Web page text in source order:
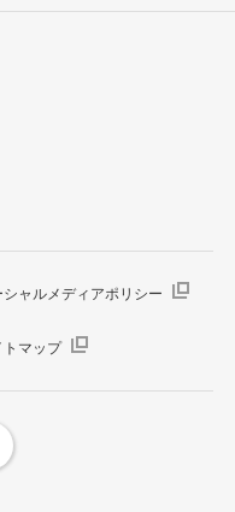
シャルメディアポリシー
トマップ